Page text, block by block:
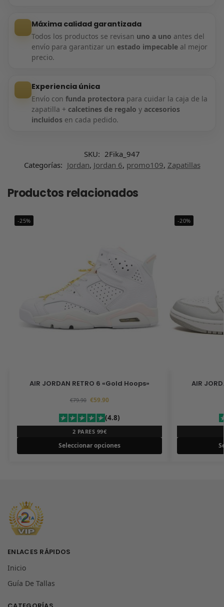
Máxima calidad garantizada
Todos los productos se revisan uno a uno antes del
envío para garantizar un estado impecableal mejor
precio.
Experiencia única
Envío con funda protectorapara cuidar la caja de la
zapatilla + calcetines de regalo y accesorios
incluidos en cada pedido.
SKU: 2Fika_947
Categorías: Jordan, Jordan 6, promo109, Zapatillas
Productos relacionados
-25%
AIR JORDAN RETRO 6 «Gold Hoops»
€79.90 €59.90
(4.8)
2 PARES 99€
Seleccionar opciones
-20%
AIR
ENLACES RÁPIDOS
Inicio
Guía De Tallas